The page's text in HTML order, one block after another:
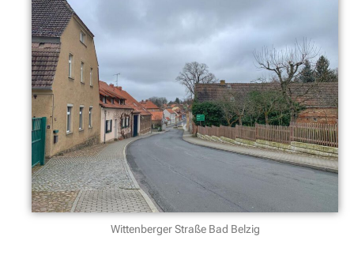
Wittenberger Straße Bad Belzig